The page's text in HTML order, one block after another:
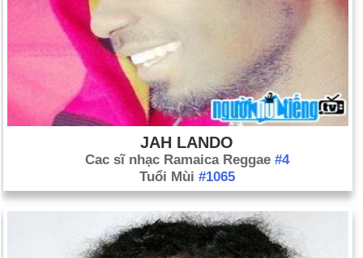
JAH LANDO
Cac sĩ nhạc Ramaica Reggae #4
Tuổi Mùi #1065